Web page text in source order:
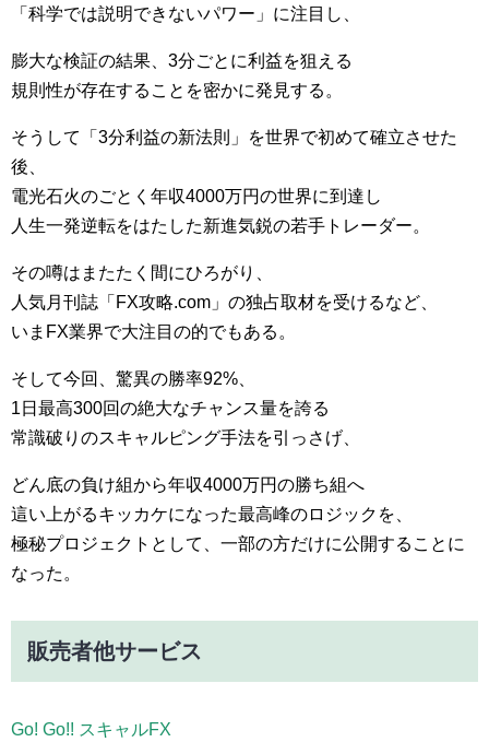
「科学では説明できないパワー」に注目し、
膨大な検証の結果、3分ごとに利益を狙える
規則性が存在することを密かに発見する。
そうして「3分利益の新法則」を世界で初めて確立させた
後、
電光石火のごとく年収4000万円の世界に到達し
人生一発逆転をはたした新進気鋭の若手トレーダー。
その噂はまたたく間にひろがり、
人気月刊誌「FX攻略.com」の独占取材を受けるなど、
いまFX業界で大注目の的でもある。
そして今回、驚異の勝率92%、
1日最高300回の絶大なチャンス量を誇る
常識破りのスキャルピング手法を引っさげ、
どん底の負け組から年収4000万円の勝ち組へ
這い上がるキッカケになった最高峰のロジックを、
極秘プロジェクトとして、一部の方だけに公開することに
なった。
販売者他サービス
Go! Go!! スキャルFX